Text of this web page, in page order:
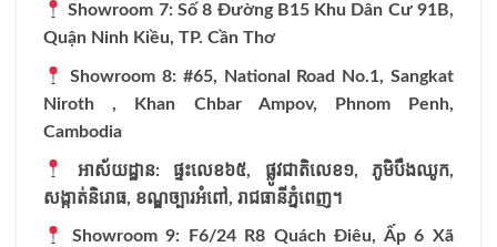
Showroom 7: Số 8 Đường B15 Khu Dân Cư 91B,
Quận Ninh Kiều, TP. Cần Thơ
Showroom 8: #65, National Road No.1, Sangkat
Niroth , Khan Chbar Ampov, Phnom Penh,
Cambodia
អាស័យដ្ឋាន:ផ្ទះលេខ៦៥, ផ្លូវជាតិលេខ១,ភូមិបឹងឈូក,
សង្កាត់និរោធ, ខណ្ឌច្បារអំពៅ, រាជធានីភ្នំពេញ។
Showroom 9: F6/24 R8 Quách Điêu, Ấp 6 Xã